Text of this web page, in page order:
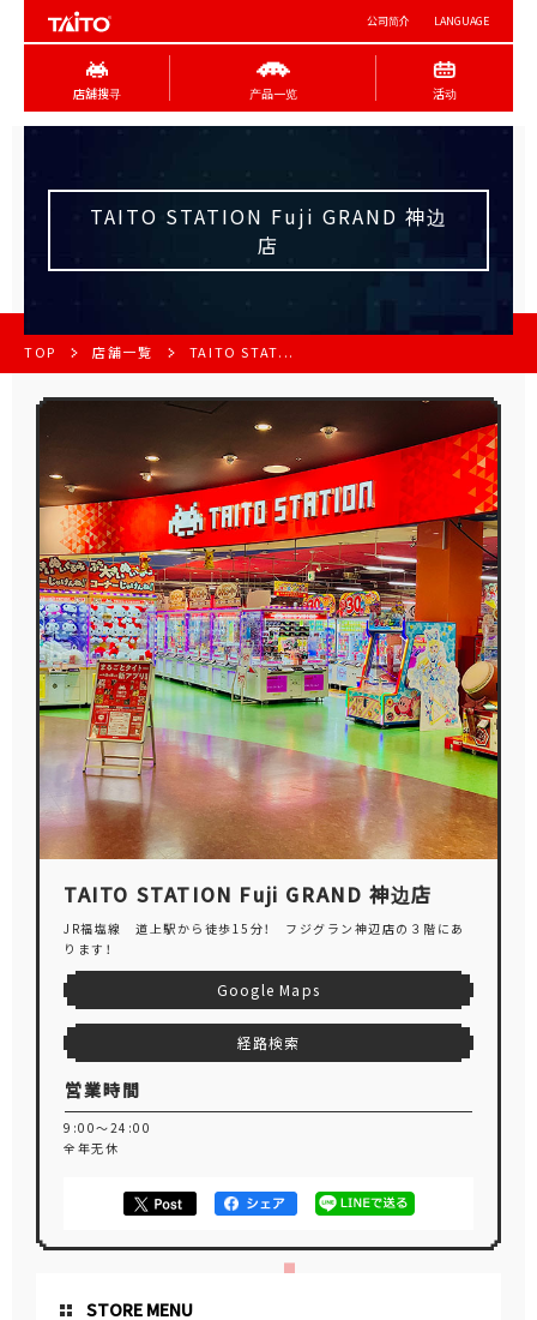
公司简介 LANGUAGE
店舖搜寻 产品一览 活动
TAITO STATION Fuji GRAND 神边
店
TOP 店舗一覧 TAITO STAT...
STORE MENU
TAITO STATION Fuji GRAND 神边店
JR福塩線 道上駅から徒歩15分！ フジグラン神辺店の３階にあ
ります！
Google Maps
経路検索
営業時間
9:00～24:00
全年无休